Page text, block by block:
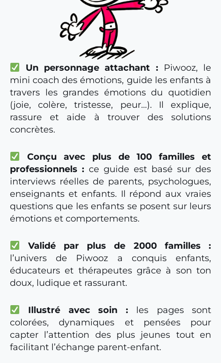
Un personnage attachant : Piwooz, le
mini coach des émotions, guide les enfants à
travers les grandes émotions du quotidien
(joie, colère, tristesse, peur…). Il explique,
rassure et aide à trouver des solutions
concrètes.
Conçu avec plus de 100 familles et
professionnels : ce guide est basé sur des
interviews réelles de parents, psychologues,
enseignants et enfants. Il répond aux vraies
questions que les enfants se posent sur leurs
émotions et comportements.
Validé par plus de 2000 familles :
l’univers de Piwooz a conquis enfants,
éducateurs et thérapeutes grâce à son ton
doux, ludique et rassurant.
Illustré avec soin : les pages sont
colorées, dynamiques et pensées pour
capter l’attention des plus jeunes tout en
facilitant l’échange parent-enfant.